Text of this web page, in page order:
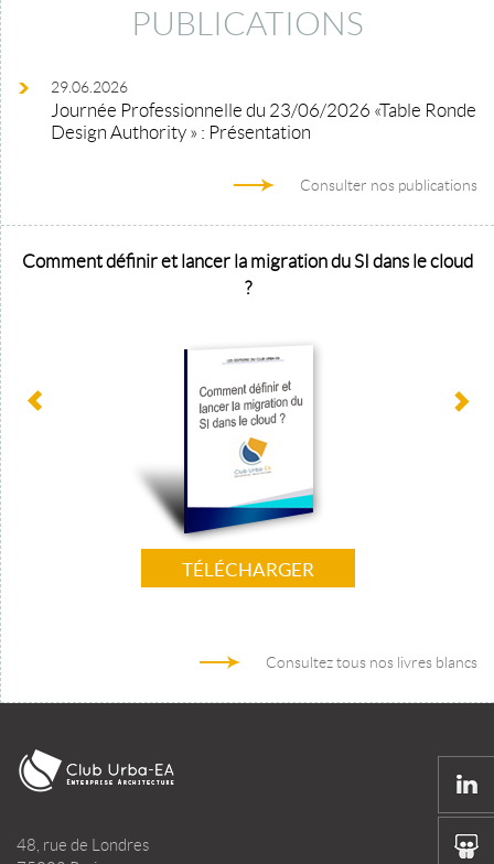
PUBLICATIONS
29.06.2026
Journée Professionnelle du 23/06/2026 «Table Ronde
Design Authority » : Présentation
Consulter nos publications
Comment définir et lancer la migration du SI dans le cloud
?
TÉLÉCHARGER
Consultez tous nos livres blancs
48, rue de Londres